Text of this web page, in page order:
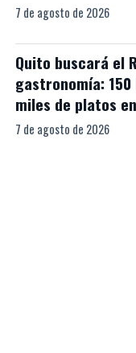
7 de agosto de 2026
Quito buscará el
gastronomía:
miles de platos
7 de agosto de 2026